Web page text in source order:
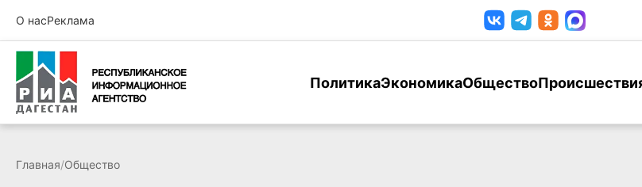
О насРеклама
ПолитикаЭкономикаОбщество
Главная/Общество